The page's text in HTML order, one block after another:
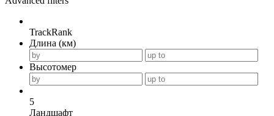
TrackRank
Длина (км)
Высотомер
5
Ландшафт